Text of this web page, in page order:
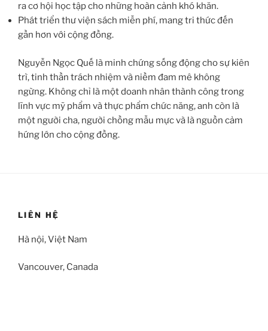
ra cơ hội học tập cho những hoàn cảnh khó khăn.
Phát triển thư viện sách miễn phí, mang tri thức đến
gần hơn với cộng đồng.
Nguyễn Ngọc Quế là minh chứng sống động cho sự kiên
trì, tinh thần trách nhiệm và niềm đam mê không
ngừng. Không chỉ là một doanh nhân thành công trong
lĩnh vực mỹ phẩm và thực phẩm chức năng, anh còn là
một người cha, người chồng mẫu mực và là nguồn cảm
hứng lớn cho cộng đồng.
LIÊN HỆ
Hà nội, Việt Nam
Vancouver, Canada